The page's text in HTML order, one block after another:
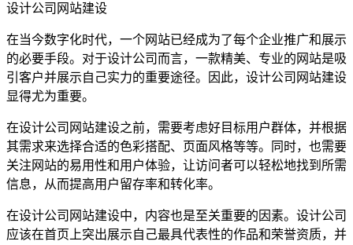
设计公司网站建设
在当今数字化时代，一个网站已经成为了每个企业推广和展示
的必要手段。对于设计公司而言，一款精美、专业的网站是吸
引客户并展示自己实力的重要途径。因此，设计公司网站建设
显得尤为重要。
在设计公司网站建设之前，需要考虑好目标用户群体，并根据
其需求来选择合适的色彩搭配、页面风格等等。同时，也需要
关注网站的易用性和用户体验，让访问者可以轻松地找到所需
信息，从而提高用户留存率和转化率。
在设计公司网站建设中，内容也是至关重要的因素。设计公司
应该在首页上突出展示自己最具代表性的作品和荣誉资质，并